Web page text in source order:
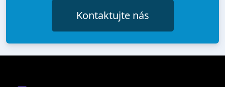
Kontaktujte nás